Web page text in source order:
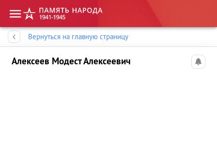
Вернуться на главную страницу
Алексеев Модест Алексеевич
Память народа